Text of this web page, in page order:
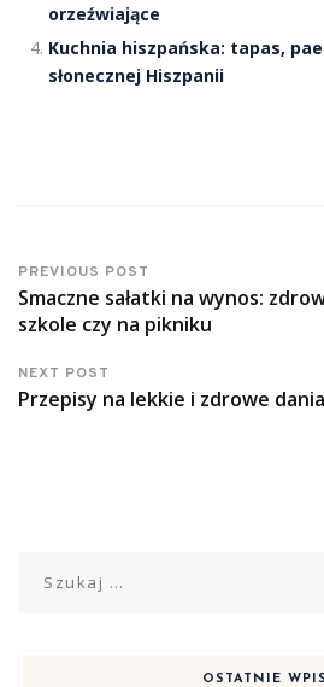
orzeźwiające
Kuchnia hiszpańska: tapas,
słonecznej Hiszpanii
PREVIOUS POST
Smaczne sałatki na wynos:
szkole czy na pikniku
NEXT POST
Przepisy na lekkie i zdrowe
OSTATNIE